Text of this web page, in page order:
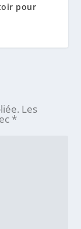
pour
Les
*